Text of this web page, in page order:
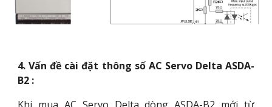
4. Vấn đề cài đặt thông số AC Servo Delta ASDA-
B2 :